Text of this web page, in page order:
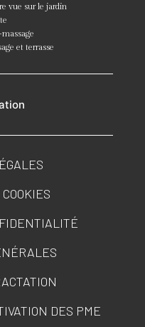
vue sur le jardin
et terrasse
DES PME